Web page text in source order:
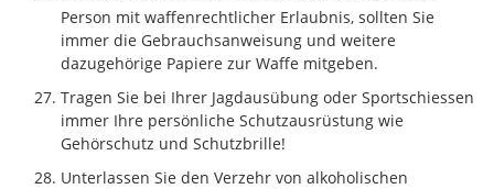
Person mit waffenrechtlicher Erlaubnis, sollten Sie
immer die Gebrauchsanweisung und weitere
dazugehörige Papiere zur Waffe mitgeben.
Tragen Sie bei Ihrer Jagdausübung oder Sportschiessen
immer Ihre persönliche Schutzausrüstung wie
Gehörschutz und Schutzbrille!
Unterlassen Sie den Verzehr von alkoholischen